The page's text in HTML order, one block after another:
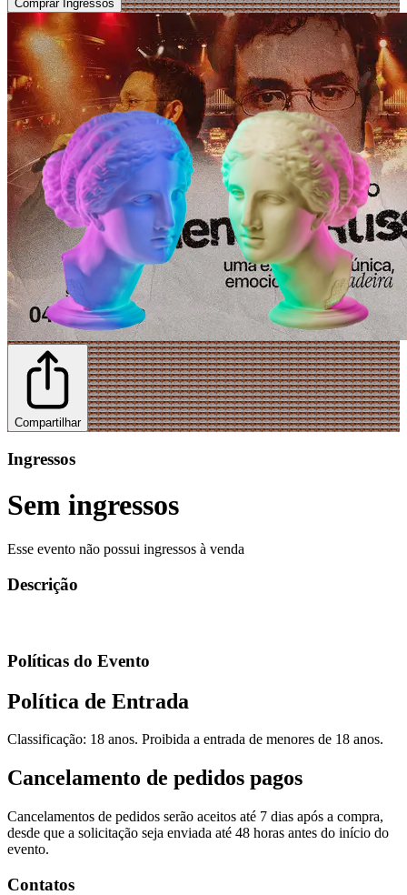
Comprar Ingressos
Compartilhar
Ingressos
Sem ingressos
Esse evento não possui ingressos à venda
Descrição
Políticas do Evento
Política de Entrada
Classificação: 18 anos. Proibida a entrada de menores de 18 anos.
Cancelamento de pedidos pagos
Cancelamentos de pedidos serão aceitos até 7 dias após a compra,
desde que a solicitação seja enviada até 48 horas antes do início do
evento.
Contatos